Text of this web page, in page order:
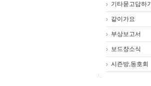
기타묻고답하기
같이가요
부상보고서
보드장소식
시즌방,동호회